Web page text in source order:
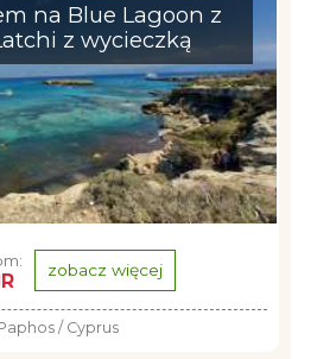
na Blue Lagoon z
z wycieczką
zobacz więcej
/ Cyprus